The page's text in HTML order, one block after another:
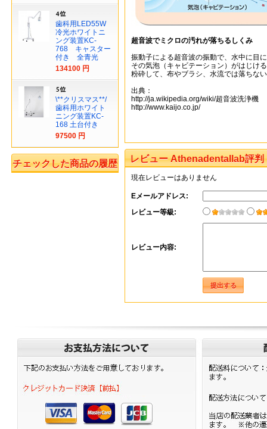
超音波でミクロの汚れが落ちるしくみ
振動子による超音波の振動で、水中に目
その気泡（キャビテーション）がはじけ
粉砕して、布やブラシ、水流では落ちな
出典：
http://ja.wikipedia.org/wiki/超音波洗浄機
http://www.kaijo.co.jp/
レビュー Athenadentallab評判
現在レビューはありません
Eメールアドレス:
レビュー等級:
レビュー内容:
歯科用LED55W
冷光ホワイトニ
ング装置KC-
768 キャスター
付き 全青光
134100 円
\**クリスマス**/
歯科用ホワイト
ニング装置KC-
168 土台付き
97500 円
チェックした商品の履歴